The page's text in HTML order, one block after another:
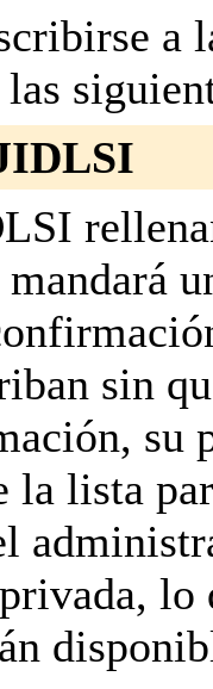
a
sin
su
la lista